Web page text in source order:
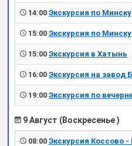
14:00 Экскурсия по Минску
15:00 Экскурсия по Минску
15:00 Экскурсия в Хатынь
16:00 Экскурсия на завод
19:00 Экскурсия по
9 Август (Воскресенье )
08:00 Экскурсия Коссово